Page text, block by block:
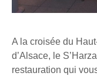
A la croisée du
d’Alsace, le
restauration qui